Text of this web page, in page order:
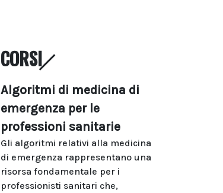
CORSI
Algoritmi di medicina di
emergenza per le
professioni sanitarie
Gli algoritmi relativi alla medicina
di emergenza rappresentano una
risorsa fondamentale per i
professionisti sanitari che,